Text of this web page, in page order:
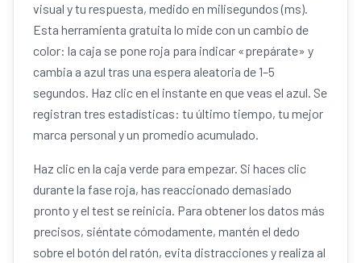
visual y tu respuesta, medido en milisegundos (ms).
Esta herramienta gratuita lo mide con un cambio de
color: la caja se pone roja para indicar «prepárate» y
cambia a azul tras una espera aleatoria de 1–5
segundos. Haz clic en el instante en que veas el azul. Se
registran tres estadísticas: tu último tiempo, tu mejor
marca personal y un promedio acumulado.
Haz clic en la caja verde para empezar. Si haces clic
durante la fase roja, has reaccionado demasiado
pronto y el test se reinicia. Para obtener los datos más
precisos, siéntate cómodamente, mantén el dedo
sobre el botón del ratón, evita distracciones y realiza al